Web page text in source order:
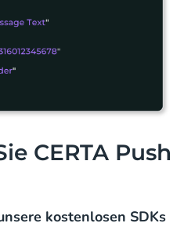
CERTA Push
kostenlosen SDKs